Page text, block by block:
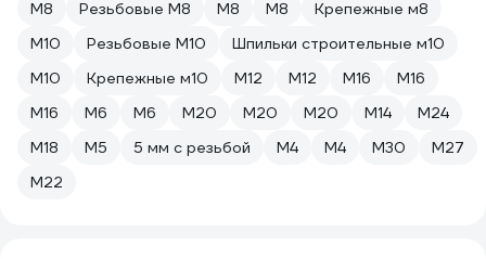
М8 Резьбовые М8 М8 М8
Крепежные м8
М10
Резьбовые М10
Шпильки строительные м10
М10
Крепежные м10 М12 М12 М16
М16
М16
М6 М6 М20 М20 М20 М14
М24
М18
М5 5 мм с резьбой М4 М4 М30
М27
М22